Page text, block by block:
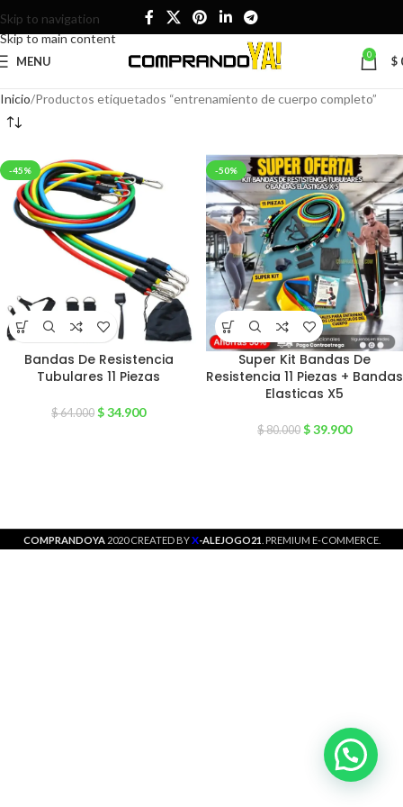
Skip to navigation
Skip to main content
MENU 0 $
Inicio Productos etiquetados “entrenamiento de cuerpo completo”
-45%
Bandas De Resistencia
Tubulares 11 Piezas
$64.000 $34.900
-50%
Super Kit Bandas De
Resistencia 11 Piezas + Bandas
Elasticas X5
$80.000 $39.900
COMPRANDOYA 2020 CREATED BYX-ALEJOGO21 . PREMIUM E-COMMERCE.